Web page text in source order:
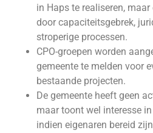
in Haps te realiseren,
door capaciteitsgebrek,
stroperige processen.
CPO-groepen worden
gemeente te melden voor
bestaande projecten.
De gemeente heeft geen
maar toont wel interesse
indien eigenaren bereid